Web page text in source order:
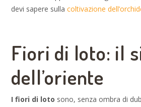
devi sapere sullacoltivazione
Fiori di loto: il
dell’oriente
I fiori di loto sono, senza ombra di